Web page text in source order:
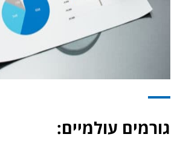
גורמים עולמיים: